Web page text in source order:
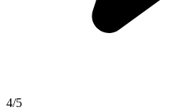
4/5